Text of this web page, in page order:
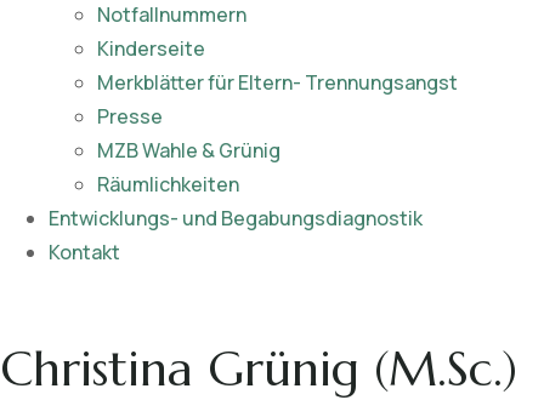
Notfallnummern
Kinderseite
Merkblätter für Eltern- Trennungsangst
Presse
MZB Wahle & Grünig
Räumlichkeiten
Entwicklungs- und Begabungsdiagnostik
Kontakt
Christina Grünig (M.Sc.)